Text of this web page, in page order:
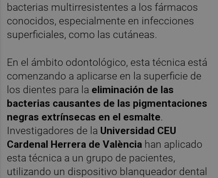
bacterias multirresistentes a los fármacos
conocidos, especialmente en infecciones
superficiales, como las cutáneas.
En el ámbito odontológico, esta técnica está
comenzando a aplicarse en la superficie de
los dientes para la eliminación de las
bacterias causantes de las pigmentaciones
negras extrínsecas en el esmalte.
Investigadores de la Universidad CEU
Cardenal Herrera de València han aplicado
esta técnica a un grupo de pacientes,
utilizando un dispositivo blanqueador dental